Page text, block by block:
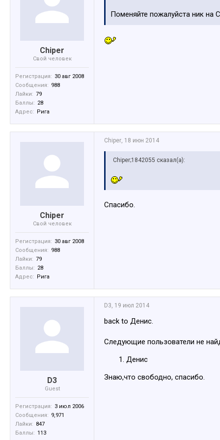
Chiper
Свой человек
Регистрация: 30 авг 2008
Сообщения: 988
Лайки: 79
Баллы: 28
Адрес:
Ригa
Поменяйте пожалуйста ник на
Chiper
Свой человек
Регистрация: 30 авг 2008
Сообщения: 988
Лайки: 79
Баллы: 28
Адрес:
Ригa
Chiper, 18 июн 2014
Chiper;1842055 сказал(а):
Спасибо.
D3
Guest
Регистрация: 3 июл 2006
Сообщения: 9,971
Лайки: 847
Баллы: 113
D3, 19 июл 2014
back to Денис.
Следующие пользователи не
Денис
Знаю,что свободно, спасибо.